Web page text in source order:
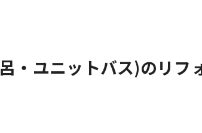
・ユニットバス)のリフ